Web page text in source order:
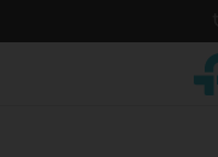
to